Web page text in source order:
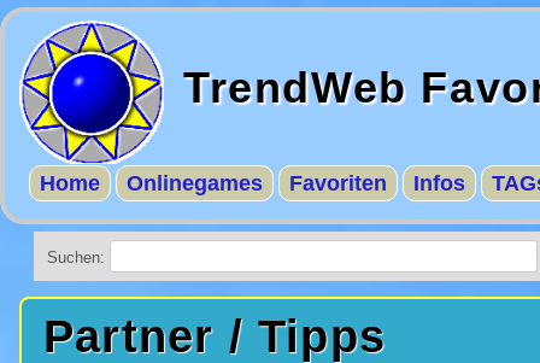
TrendWeb
Home Onlinegames Favoriten Infos
Suchen:
Partner / Tipps